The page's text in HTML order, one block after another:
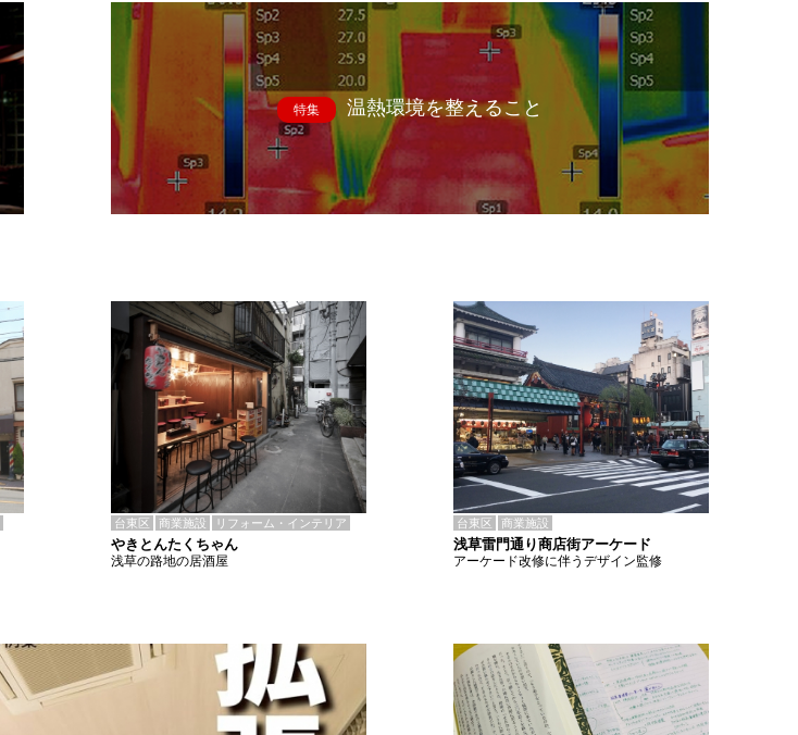
特集 温熱環境を整えること
台東区 商業施設 リフォーム・インテリア
やきとんたくちゃん
浅草の路地の居酒屋
台東区 商業施設
浅草雷門通り商店街アーケード
アーケード改修に伴うデザイン監修